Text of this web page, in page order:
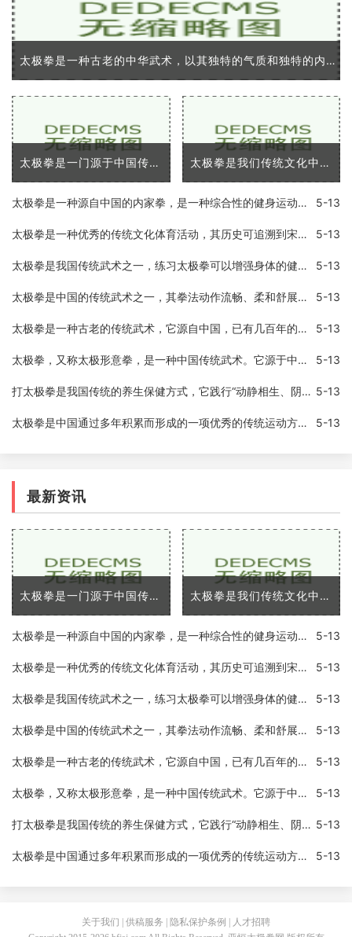
太极拳是一种古老的中华武术，以其独特的气质和独特的内在修炼而闻名于世。太极拳的意义涵盖了很多方面，既能锻炼身体健康，又能修炼内心修养，同时也体现了中华文化的精髓和
太极拳是一门源于中国传统文化的武术，已经广泛传播到了全世界各地。它不仅是一种给人们提供了自我防卫技能的技术，同时也提供了许多身体和心理上的优势。在这篇文章中，我将 太极拳是我们传统文化中的代表之一，是中国优秀的传统武术之一。太极拳以「浑然一体，动静相成」的理念，将人体全部的活动方式统一在一起，既可以练习身体，又可以练习意志和
太极拳是一种源自中国的内家拳，是一种综合性的健身运动，以静制动，形式独特，具有超凡的身体控制力和动作美感。太极拳在中国已经流传了几百年，目前已经成为了世界各地广为 5-13
太极拳是一种优秀的传统文化体育活动，其历史可追溯到宋代，现在被广泛应用于健身、疏导通经以及情志调节等多个领域。对于经常打太极拳是否有好处和坏处，一直是一个备受关注 5-13
太极拳是我国传统武术之一，练习太极拳可以增强身体的健康和内功。作为太极拳中的基本动作之一，蹬腿不仅可以锻炼下肢力量，还可以提高身体的柔韧性和协调性。今天我们就来介 5-13
太极拳是中国的传统武术之一，其拳法动作流畅、柔和舒展，以柔克刚，以缓为快，以柔顺化刚强，以小胜大，以不动应万变的特点著称，代表着中国武术的高超境界和深邃内涵。而太 5-13
太极拳是一种古老的传统武术，它源自中国，已有几百年的历史。太极拳注重内功和外功的结合，同时强调身心的和谐，它被认为是一种有效的身体健身方式，也能帮助人们调整心态。 5-13
太极拳，又称太极形意拳，是一种中国传统武术。它源于中国道家的一种哲学思想，认为一切事物都是由两种相反的力量所组成，即阴阳。太极拳讲究“柔中带刚”，通过缓慢的动作和 5-13
打太极拳是我国传统的养生保健方式，它践行“动静相生、阴阳调和”的理念，不仅能够增强身体的抵抗力，还可以放松身心，缓解压力。有些人在练习太极拳之后，会发现自己的失眠 5-13
太极拳是中国通过多年积累而形成的一项优秀的传统运动方式。它已成为世界知名的健身运动形式之一。太极拳通过舒缓的身体动作和深度呼吸，有效地增强身体的柔顺度、平衡能力、 5-13
最新资讯
太极拳是一门源于中国传统文化的武术，已经广泛传播到了全世界各地。它不仅是一种给人们提供了自我防卫技能的技术，同时也提供了许多身体和心理上的优势。在这篇文章中，我将 太极拳是我们传统文化中的代表之一，是中国优秀的传统武术之一。太极拳以「浑然一体，动静相成」的理念，将人体全部的活动方式统一在一起，既可以练习身体，又可以练习意志和
太极拳是一种源自中国的内家拳，是一种综合性的健身运动，以静制动，形式独特，具有超凡的身体控制力和动作美感。太极拳在中国已经流传了几百年，目前已经成为了世界各地广为 5-13
太极拳是一种优秀的传统文化体育活动，其历史可追溯到宋代，现在被广泛应用于健身、疏导通经以及情志调节等多个领域。对于经常打太极拳是否有好处和坏处，一直是一个备受关注 5-13
太极拳是我国传统武术之一，练习太极拳可以增强身体的健康和内功。作为太极拳中的基本动作之一，蹬腿不仅可以锻炼下肢力量，还可以提高身体的柔韧性和协调性。今天我们就来介 5-13
太极拳是中国的传统武术之一，其拳法动作流畅、柔和舒展，以柔克刚，以缓为快，以柔顺化刚强，以小胜大，以不动应万变的特点著称，代表着中国武术的高超境界和深邃内涵。而太 5-13
太极拳是一种古老的传统武术，它源自中国，已有几百年的历史。太极拳注重内功和外功的结合，同时强调身心的和谐，它被认为是一种有效的身体健身方式，也能帮助人们调整心态。 5-13
太极拳，又称太极形意拳，是一种中国传统武术。它源于中国道家的一种哲学思想，认为一切事物都是由两种相反的力量所组成，即阴阳。太极拳讲究“柔中带刚”，通过缓慢的动作和 5-13
打太极拳是我国传统的养生保健方式，它践行“动静相生、阴阳调和”的理念，不仅能够增强身体的抵抗力，还可以放松身心，缓解压力。有些人在练习太极拳之后，会发现自己的失眠 5-13
太极拳是中国通过多年积累而形成的一项优秀的传统运动方式。它已成为世界知名的健身运动形式之一。太极拳通过舒缓的身体动作和深度呼吸，有效地增强身体的柔顺度、平衡能力、 5-13
关于我们 | 供稿服务 | 隐私保护条例 | 人才招聘